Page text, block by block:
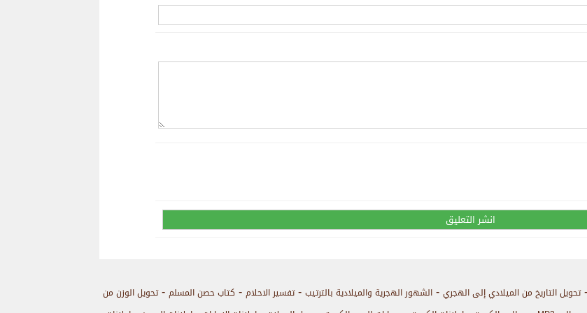
-تحويل التاريخ من الميلادي إلى الهجري -الشهور الهجرية والميلادية بالترتيب -تفسير الاحلام - كتاب حصن المسلم -تحويل الوزن من